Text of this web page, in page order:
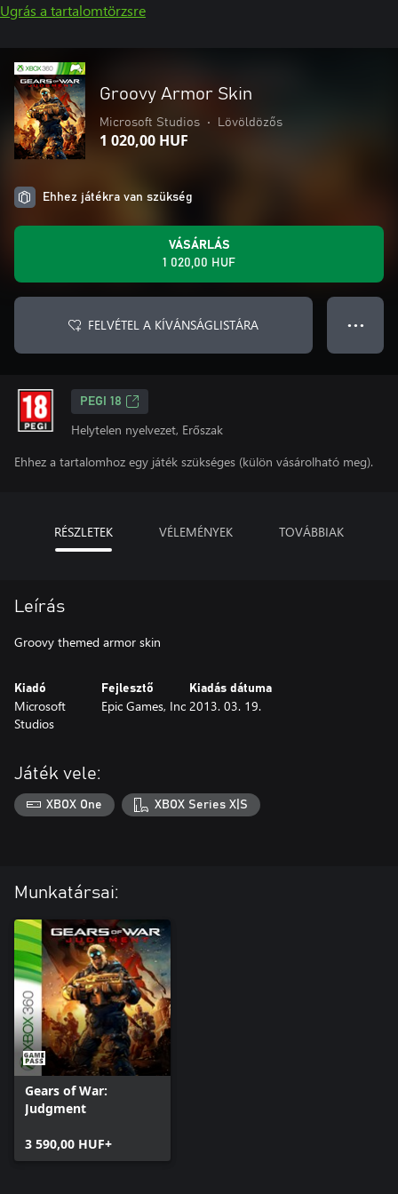
Ugrás a tartalomtörzsre
Groovy Armor Skin
Microsoft Studios • Lövöldözős
1 020,00 HUF
Ehhez játékra van szükség
VÁSÁRLÁS
1 020,00 HUF
FELVÉTEL A KÍVÁNSÁGLISTÁRA ● ● ●
PEGI 18
Helytelen nyelvezet, Erőszak
Ehhez a tartalomhoz egy játék szükséges (külön vásárolható meg).
RÉSZLETEK VÉLEMÉNYEK TOVÁBBIAK
Leírás
Groovy themed armor skin
Kiadó
Microsoft
Studios
Fejlesztő
Epic Games, Inc
Kiadás dátuma
2013. 03. 19.
Játék vele:
XBOX One XBOX Series X|S
Munkatársai:
Gears of War:
Judgment
3 590,00 HUF+